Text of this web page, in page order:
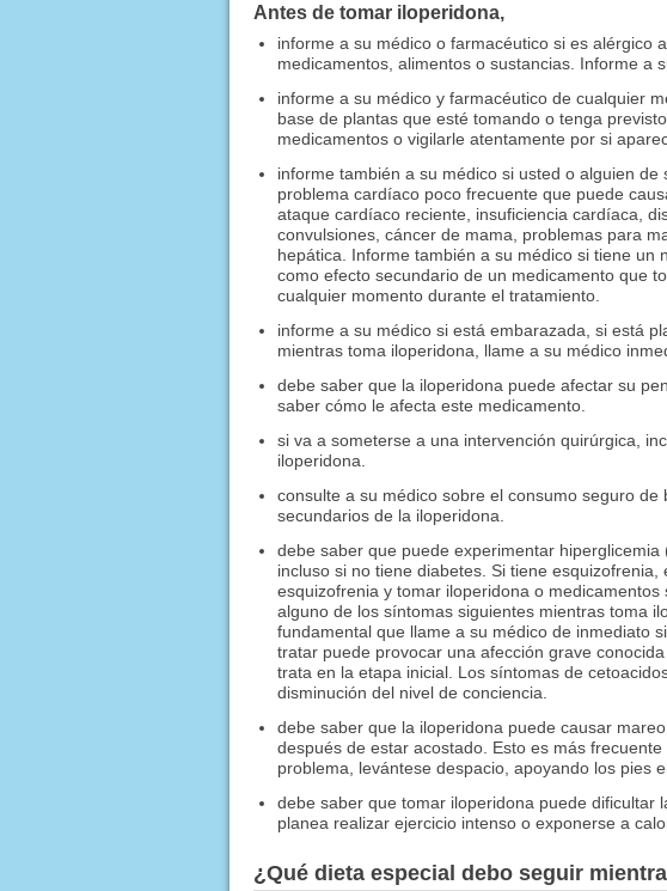
Antes de tomar iloperidona,
informe a su médico o farmacéutico si es alérgico
medicamentos, alimentos o sustancias. Informe a
informe a su médico y farmacéutico de cualquier
base de plantas que esté tomando o tenga
medicamentos o vigilarle atentamente por si
informe también a su médico si usted o alguien
problema cardíaco poco frecuente que puede
ataque cardíaco reciente, insuficiencia cardíaca,
convulsiones, cáncer de mama, problemas para
hepática. Informe también a su médico si tiene un
como efecto secundario de un medicamento que
cualquier momento durante el tratamiento.
informe a su médico si está embarazada, si está
mientras toma iloperidona, llame a su médico
debe saber que la iloperidona puede afectar su
saber cómo le afecta este medicamento.
si va a someterse a una intervención quirúrgica,
iloperidona.
consulte a su médico sobre el consumo seguro
secundarios de la iloperidona.
debe saber que puede experimentar
incluso si no tiene diabetes. Si tiene
esquizofrenia y tomar iloperidona o
alguno de los síntomas siguientes mientras toma
fundamental que llame a su médico de inmediato
tratar puede provocar una afección grave
trata en la etapa inicial. Los síntomas de
disminución del nivel de conciencia.
debe saber que la iloperidona puede causar
después de estar acostado. Esto es más
problema, levántese despacio, apoyando los pies
debe saber que tomar iloperidona puede dificultar
planea realizar ejercicio intenso o exponerse a
¿Qué dieta especial debo seguir